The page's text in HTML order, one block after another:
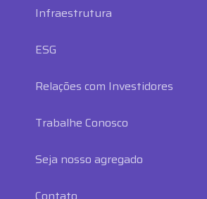
Infraestrutura
ESG
Relações com Investidores
Trabalhe Conosco
Seja nosso agregado